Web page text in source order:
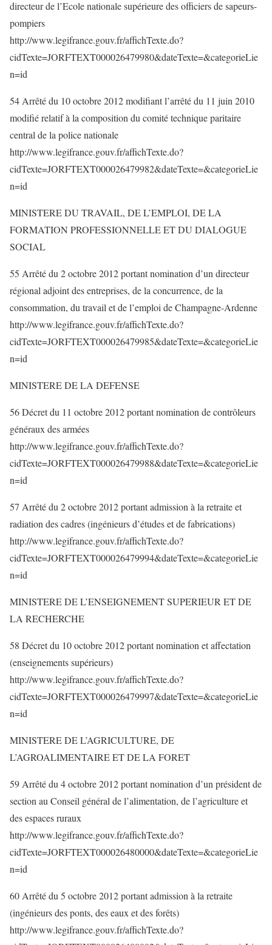
directeur de l’Ecole nationale supérieure des officiers de sapeurs-
pompiers
http://www.legifrance.gouv.fr/affichTexte.do?
cidTexte=JORFTEXT000026479980&dateTexte=&categorieLie
n=id
54 Arrêté du 10 octobre 2012 modifiant l’arrêté du 11 juin 2010
modifié relatif à la composition du comité technique paritaire
central de la police nationale
http://www.legifrance.gouv.fr/affichTexte.do?
cidTexte=JORFTEXT000026479982&dateTexte=&categorieLie
n=id
MINISTERE DU TRAVAIL, DE L’EMPLOI, DE LA
FORMATION PROFESSIONNELLE ET DU DIALOGUE
SOCIAL
55 Arrêté du 2 octobre 2012 portant nomination d’un directeur
régional adjoint des entreprises, de la concurrence, de la
consommation, du travail et de l’emploi de Champagne-Ardenne
http://www.legifrance.gouv.fr/affichTexte.do?
cidTexte=JORFTEXT000026479985&dateTexte=&categorieLie
n=id
MINISTERE DE LA DEFENSE
56 Décret du 11 octobre 2012 portant nomination de contrôleurs
généraux des armées
http://www.legifrance.gouv.fr/affichTexte.do?
cidTexte=JORFTEXT000026479988&dateTexte=&categorieLie
n=id
57 Arrêté du 2 octobre 2012 portant admission à la retraite et
radiation des cadres (ingénieurs d’études et de fabrications)
http://www.legifrance.gouv.fr/affichTexte.do?
cidTexte=JORFTEXT000026479994&dateTexte=&categorieLie
n=id
MINISTERE DE L’ENSEIGNEMENT SUPERIEUR ET DE
LA RECHERCHE
58 Décret du 10 octobre 2012 portant nomination et affectation
(enseignements supérieurs)
http://www.legifrance.gouv.fr/affichTexte.do?
cidTexte=JORFTEXT000026479997&dateTexte=&categorieLie
n=id
MINISTERE DE L’AGRICULTURE, DE
L’AGROALIMENTAIRE ET DE LA FORET
59 Arrêté du 4 octobre 2012 portant nomination d’un président de
section au Conseil général de l’alimentation, de l’agriculture et
des espaces ruraux
http://www.legifrance.gouv.fr/affichTexte.do?
cidTexte=JORFTEXT000026480000&dateTexte=&categorieLie
n=id
60 Arrêté du 5 octobre 2012 portant admission à la retraite
(ingénieurs des ponts, des eaux et des forêts)
http://www.legifrance.gouv.fr/affichTexte.do?